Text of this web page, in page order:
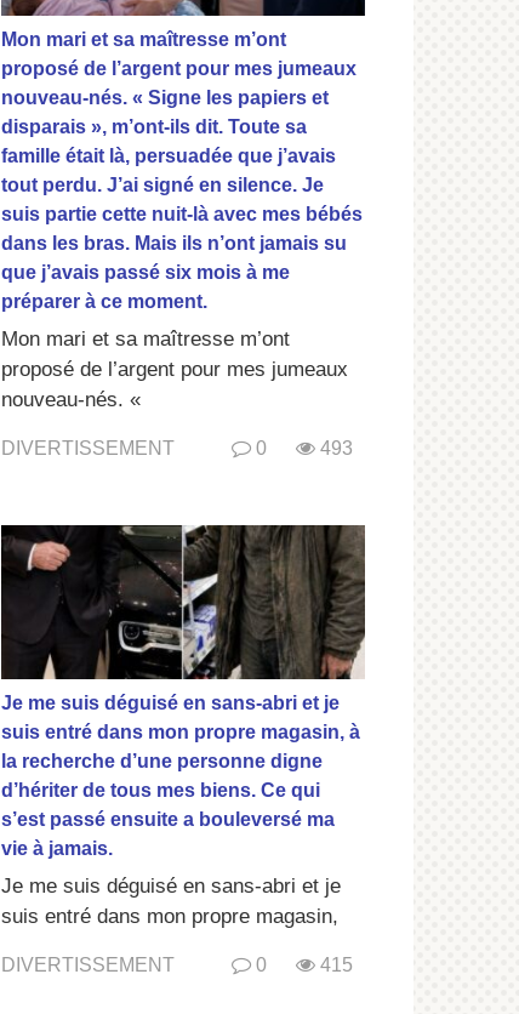
Mon mari et sa maîtresse m’ont
proposé de l’argent pour mes jumeaux
nouveau-nés. « Signe les papiers et
disparais », m’ont-ils dit. Toute sa
famille était là, persuadée que j’avais
tout perdu. J’ai signé en silence. Je
suis partie cette nuit-là avec mes bébés
dans les bras. Mais ils n’ont jamais su
que j’avais passé six mois à me
préparer à ce moment.
Mon mari et sa maîtresse m’ont
proposé de l’argent pour mes jumeaux
nouveau-nés. «
DIVERTISSEMENT 0 493
Je me suis déguisé en sans-abri et je
suis entré dans mon propre magasin, à
la recherche d’une personne digne
d’hériter de tous mes biens. Ce qui
s’est passé ensuite a bouleversé ma
vie à jamais.
Je me suis déguisé en sans-abri et je
suis entré dans mon propre magasin,
DIVERTISSEMENT 0 415